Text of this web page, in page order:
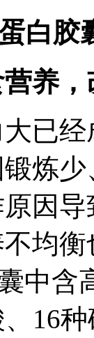
白胶
养
已
炼
因
均
中含
16